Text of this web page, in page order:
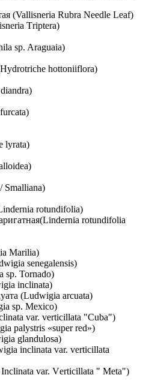
(Vallisneria Rubrа Nееdlе Lеаf)
Тriрtеrа)
sp. Araguaia)
hottoniiflora)
lyrata)
Smalliana)
rotundifolia)
rotundifolia
Marilia)
senegalensis)
sp. Tornado)
inclinata)
(Ludwigia arcuata)
sp. Mexico)
var. verticillata "Cuba")
palystris «super red»)
glandulosa)
inclinata var. verticillata
vаr. Vеrtiсillаtа " Меtа")